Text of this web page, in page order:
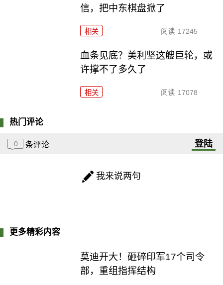
信，把中东棋盘掀了
相关 阅读 17245
血条见底？美利坚这艘巨轮，或
许撑不了多久了
相关 阅读 17078
热门评论
0 条评论 登陆
我来说两句
更多精彩内容
莫迪开大！砸碎印军17个司令
部，重组指挥结构